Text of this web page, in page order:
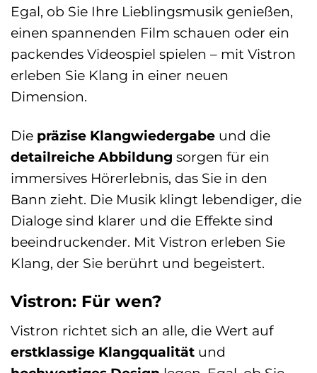
Egal, ob Sie Ihre Lieblingsmusik genießen,
einen spannenden Film schauen oder ein
packendes Videospiel spielen – mit Vistron
erleben Sie Klang in einer neuen
Dimension.
Die präzise Klangwiedergabe und die
detailreiche Abbildung sorgen für ein
immersives Hörerlebnis, das Sie in den
Bann zieht. Die Musik klingt lebendiger, die
Dialoge sind klarer und die Effekte sind
beeindruckender. Mit Vistron erleben Sie
Klang, der Sie berührt und begeistert.
Vistron: Für wen?
Vistron richtet sich an alle, die Wert auf
erstklassige Klangqualität und